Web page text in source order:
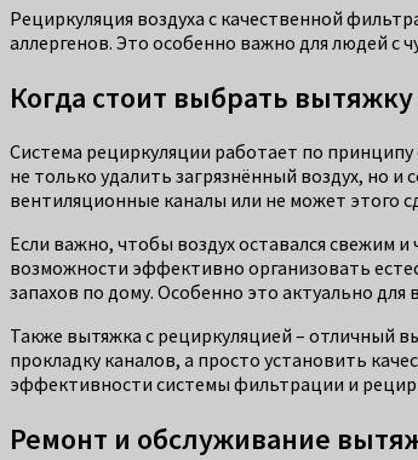
Рециркуляция воздуха с качественной
аллергенов. Это особенно важно для людей с
Когда стоит выбрать
Система рециркуляции работает по
не только удалить загрязнённый воздух, но
вентиляционные каналы или не может этого
Если важно, чтобы воздух оставался свежим
возможности эффективно организовать
запахов по дому. Особенно это актуально
Также вытяжка с рециркуляцией – отличный
прокладку каналов, а просто установить
эффективности системы фильтрации и
Ремонт и обслуживание